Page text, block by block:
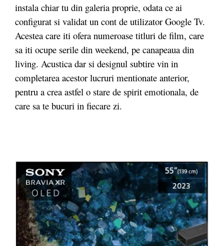
instala chiar tu din galeria proprie, odata ce ai
configurat si validat un cont de utilizator Google Tv.
Acestea care iti ofera numeroase titluri de film, care
sa iti ocupe serile din weekend, pe canapeaua din
living. Acustica dar si designul subtire vin in
completarea acestor lucruri mentionate anterior,
pentru a crea astfel o stare de spirit emotionala, de
care sa te bucuri in fiecare zi.